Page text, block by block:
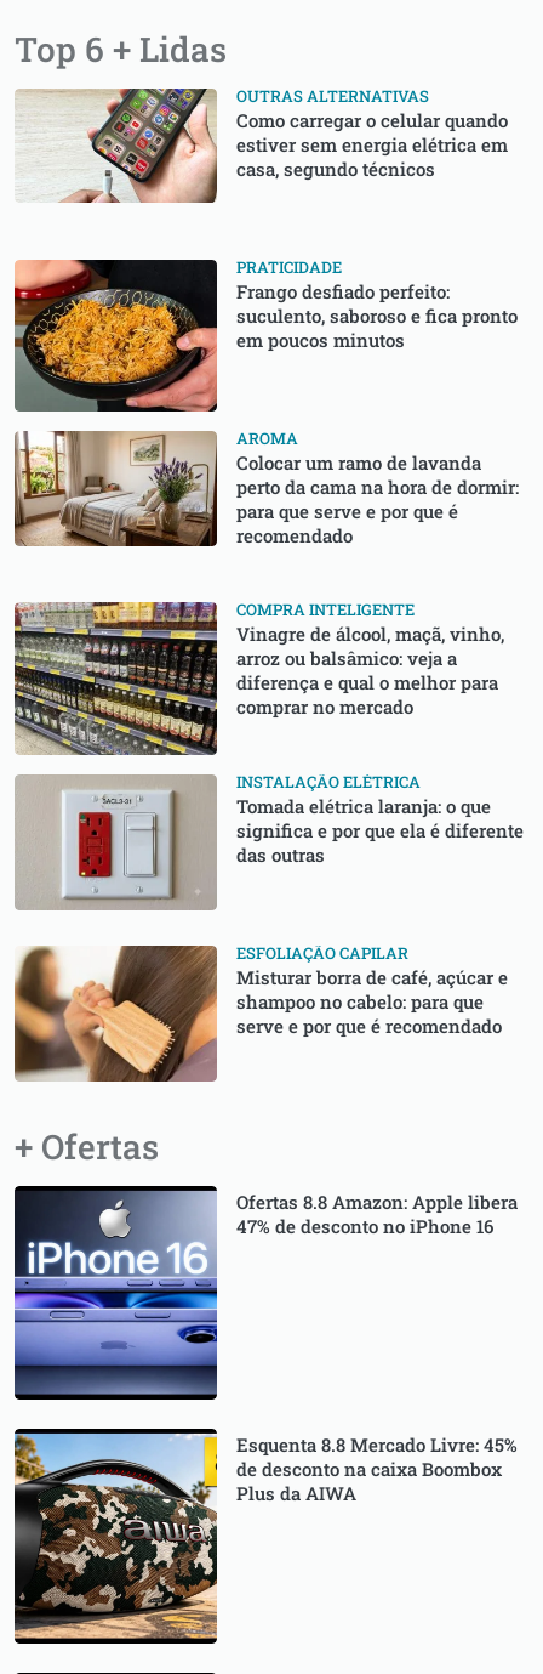
Top 6 + Lidas
OUTRAS ALTERNATIVAS
Como carregar o celular quando
estiver sem energia elétrica em
casa, segundo técnicos
PRATICIDADE
Frango desfiado perfeito:
suculento, saboroso e fica pronto
em poucos minutos
AROMA
Colocar um ramo de lavanda
perto da cama na hora de dormir:
para que serve e por que é
recomendado
COMPRA INTELIGENTE
Vinagre de álcool, maçã, vinho,
arroz ou balsâmico: veja a
diferença e qual o melhor para
comprar no mercado
INSTALAÇÃO ELÉTRICA
Tomada elétrica laranja: o que
significa e por que ela é diferente
das outras
ESFOLIAÇÃO CAPILAR
Misturar borra de café, açúcar e
shampoo no cabelo: para que
serve e por que é recomendado
+ Ofertas
Ofertas 8.8 Amazon: Apple libera
47% de desconto no iPhone 16
Esquenta 8.8 Mercado Livre: 45%
de desconto na caixa Boombox
Plus da AIWA